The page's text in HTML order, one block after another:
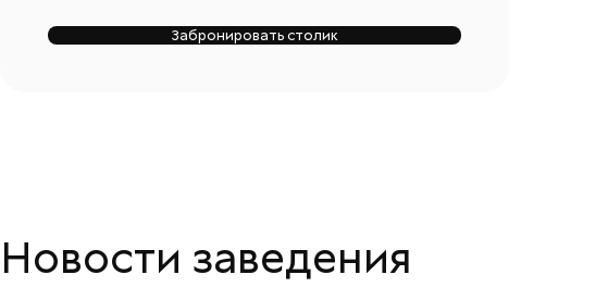
Забронировать столик
Новости заведения